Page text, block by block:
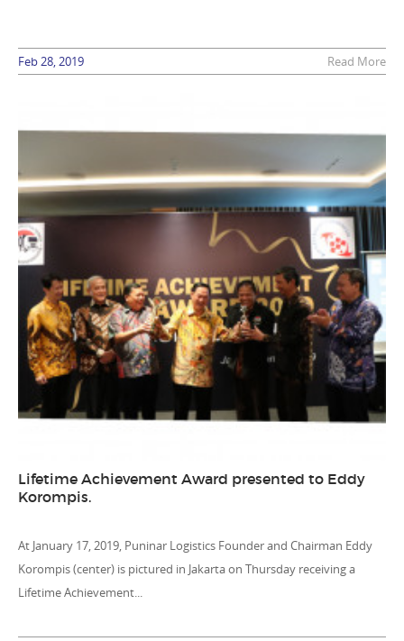
Feb 28, 2019 Read More
Lifetime Achievement Award presented to Eddy
Korompis.
At January 17, 2019, Puninar Logistics Founder and Chairman Eddy
Korompis (center) is pictured in Jakarta on Thursday receiving a
Lifetime Achievement...